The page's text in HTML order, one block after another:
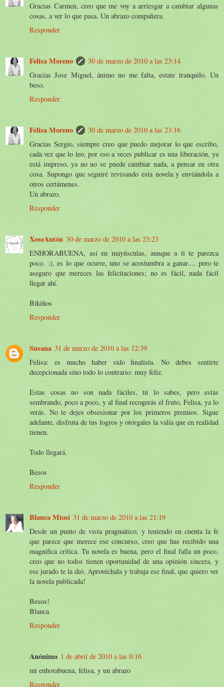
Gracias Carmen, creo que me voy a arriesgar a cambiar algunas
cosas, a ver lo que pasa. Un abrazo compañera.
Responder
Felisa Moreno
30 de marzo de 2010 a las 23:14
Gracias Jose Miguel, ánimo no me falta, estate tranquilo. Un
beso.
Responder
Felisa Moreno
30 de marzo de 2010 a las 23:16
Gracias Sergio, siempre creo que puedo mejorar lo que escribo,
cada vez que lo leo, por eso a veces publicar es una liberación, ya
está impreso, ya no no se puede cambiar nada, a pensar en otra
cosa. Supongo que seguiré revisando esta novela y enviándola a
otros certámenes.
Un abrazo.
Responder
XoseAntón 30 de marzo de 2010 a las 23:23
ENHORABUENA, así en mayúsculas, aunque a ti te parezca
poco. :), es lo que ocurre, uno se acostumbra a ganar..., pero te
aseguro que mereces las felicitaciones; no es fácil, nada fácil
llegar ahí.
Bikiños
Responder
Susana 31 de marzo de 2010 a las 12:39
Felisa: es mucho haber sido finalista. No debes sentirte
decepcionada sino todo lo contrario: muy feliz.
Estas cosas no son nada fáciles, tú lo sabes, pero estás
sembrando, poco a poco, y al final recogerás el fruto, Felisa, ya lo
verás. No te dejes obsesionar por los primeros premios. Sigue
adelante, disfruta de tus logros y otórgales la valía que en realidad
tienen.
Todo llegará.
Besos
Responder
Blanca Miosi 31 de marzo de 2010 a las 21:19
Desde un punto de vista pragmático, y teniendo en cuenta la fe
que parece que merece ese concurso, creo que has recibido una
magnifica crítica. Tu novela es buena, pero el final falla un poco,
creo que no todos tienen oportunidad de una opinión sincera, y
ese jurado te la dió. Aprovéchala y trabaja ese final, que quiero ver
la novela publicada!
Besos!
Blanca
Responder
Anónimo 1 de abril de 2010 a las 0:16
mi enhorabuena, felisa, y un abrazo
Responder